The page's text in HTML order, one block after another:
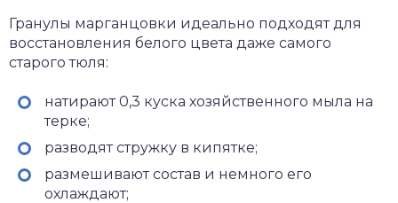
Гранулы марганцовки идеально подходят для
восстановления белого цвета даже самого
старого тюля:
натирают 0,3 куска хозяйственного мыла на
терке;
разводят стружку в кипятке;
размешивают состав и немного его
охлаждают;